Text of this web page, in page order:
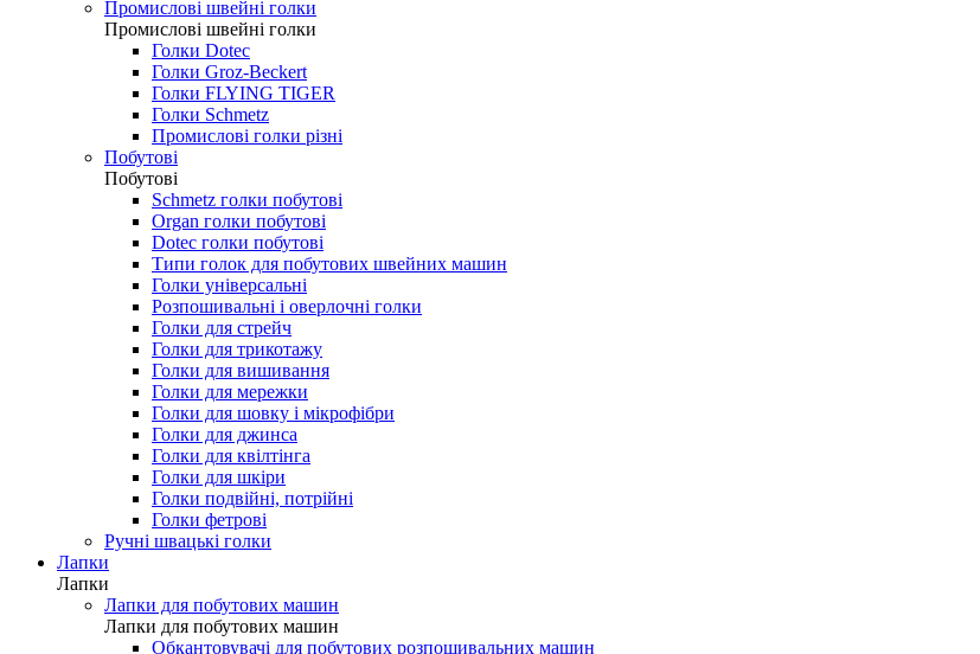
Швейні голки
Швейні голки
Промислові швейні голки
Промислові швейні голки
Голки Dotec
Голки Groz-Beckert
Голки FLYING TIGER
Голки Schmetz
Промислові голки різні
Побутові
Побутові
Schmetz голки побутові
Organ голки побутові
Dotec голки побутові
Типи голок для побутових швейних машин
Голки універсальні
Розпошивальні і оверлочні голки
Голки для стрейч
Голки для трикотажу
Голки для вишивання
Голки для мережки
Голки для шовку і мікрофібри
Голки для джинса
Голки для квілтінга
Голки для шкіри
Ручні швацькі голки
Лапки